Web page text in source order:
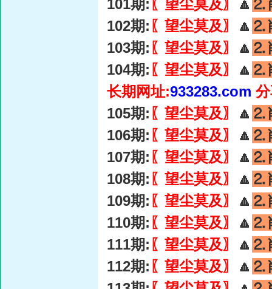
101期: 〖望尘莫及〗 🔼 ⒉
102期: 〖望尘莫及〗 🔼 ⒉
103期: 〖望尘莫及〗 🔼 ⒉
104期: 〖望尘莫及〗 🔼 ⒉
长期网址:933283.com
105期: 〖望尘莫及〗 🔼 ⒉
106期: 〖望尘莫及〗 🔼 ⒉
107期: 〖望尘莫及〗 🔼 ⒉
108期: 〖望尘莫及〗 🔼 ⒉
109期: 〖望尘莫及〗 🔼 ⒉
110期: 〖望尘莫及〗 🔼 ⒉
111期: 〖望尘莫及〗 🔼 ⒉
112期: 〖望尘莫及〗 🔼 ⒉